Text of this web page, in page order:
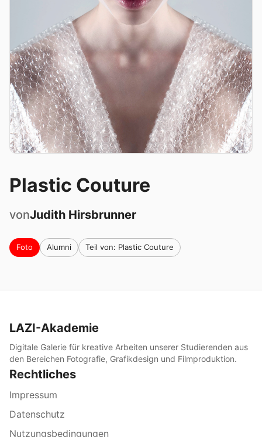
Plastic Couture
vonJudith Hirsbrunner
Foto Alumni Teil von: Plastic Couture
LAZI-Akademie
Digitale Galerie für kreative Arbeiten unserer Studierenden aus
den Bereichen Fotografie, Grafikdesign und Filmproduktion.
Rechtliches
Impressum
Datenschutz
Nutzungsbedingungen